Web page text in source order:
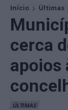
Início Últimas
cerca
apoios
ÚLTIMAS